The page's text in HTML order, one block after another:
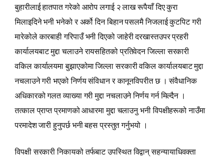
बुहारीलाई हातपात गरेको आरोप लगाई २ लाख रूपैयाँ दिए कुरा
मिलाइदिने भनी भनेको र अर्को दिन बिहान पसलमै निजलाई कुटपिट गरी
मारेकोले कारबाही गरिपाउँ भनी दिएको जाहेरी दरखास्तउपर प्रहरी
कार्यालयबाट मुद्दा चलाउने रायसहितको प्रतिवेदन जिल्ला सरकारी
वकिल कार्यालयमा बुझाएकोमा जिल्ला सरकारी वकिल कार्यालयबाट मुद्दा
नचलाउने गरी भएको निर्णय संविधान र कानूनविपरीत छ । संवैधानिक
अधिकारको गलत व्याख्या गरी मुद्दा नचलाउने निर्णय गर्न मिल्दैन ।
तत्काल प्राप्‍त प्रमाणको आधारमा मुद्दा चलाउनु भनी विपक्षीहरूको नाउँमा
परमादेश जारी हुनुपर्छ भनी बहस प्रस्तुत गर्नुभयो ।
विपक्षी सरकारी निकायको तर्फबाट उपस्थित विद्वान्‌ सहन्यायाधिवक्ता